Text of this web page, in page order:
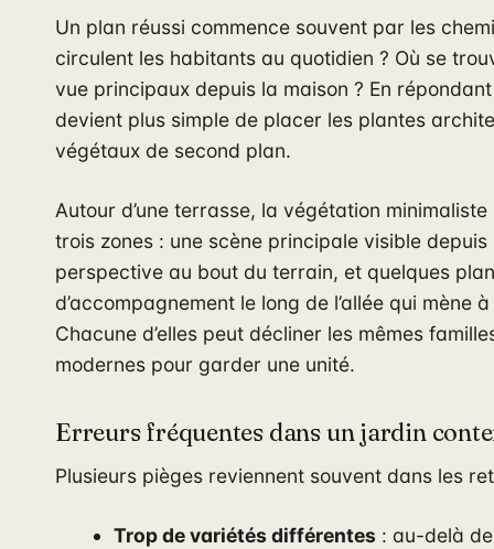
Un plan réussi commence souvent par les
circulent les habitants au quotidien ? Où se
vue principaux depuis la maison ? En
devient plus simple de placer les plantes
végétaux de second plan.
Autour d’une terrasse, la végétation
trois zones : une scène principale visible
perspective au bout du terrain, et quelques
d’accompagnement le long de l’allée qui mène
Chacune d’elles peut décliner les mêmes
modernes pour garder une unité.
Erreurs fréquentes dans un jardin
Plusieurs pièges reviennent souvent dans les
Trop de variétés différentes : au-delà